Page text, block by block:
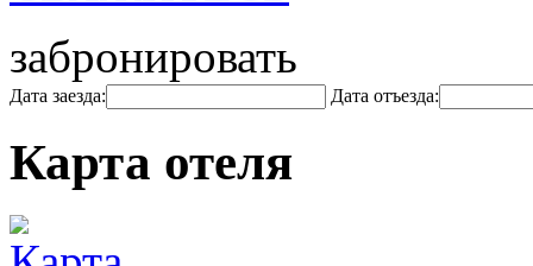
забронировать
Дата заезда: Дата отъезда:
Карта отеля